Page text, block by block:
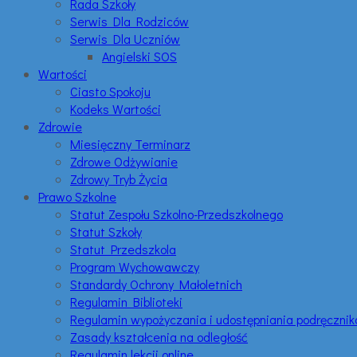
Rada Szkoły
Serwis Dla Rodziców
Serwis Dla Uczniów
Angielski SOS
Wartości
Ciasto Spokoju
Kodeks Wartości
Zdrowie
Miesięczny Terminarz
Zdrowe Odżywianie
Zdrowy Tryb Życia
Prawo Szkolne
Statut Zespołu Szkolno-Przedszkolnego
Statut Szkoły
Statut Przedszkola
Program Wychowawczy
Standardy Ochrony Małoletnich
Regulamin Biblioteki
Regulamin wypożyczania i udostępniania
Zasady kształcenia na odległość